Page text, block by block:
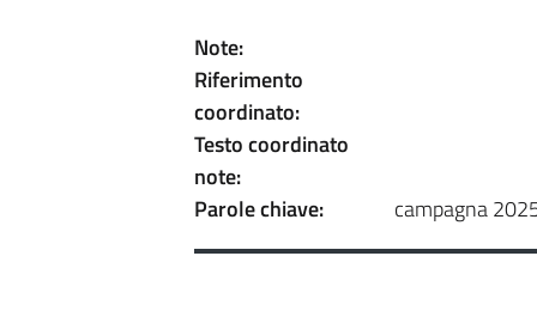
Note:
Riferimento
coordinato:
Testo coordinato
note:
Parole chiave:
campagna